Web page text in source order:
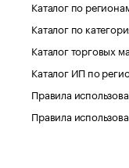
Каталог по
Каталог по
Каталог торговых
Каталог ИП по
Правила
Правила